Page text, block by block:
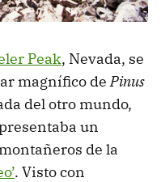
Peak, Nevada, se
magnífico dePinus
del otro mundo,
un
de la
. Visto con